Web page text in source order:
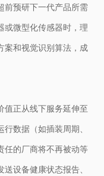
前预研下一代产品所需
或微型化传感器时，理
案和视觉识别算法，成
值正从线下服务延伸至
数据（如插装周期、
任的厂商将不再被动等
设备健康状态报告、